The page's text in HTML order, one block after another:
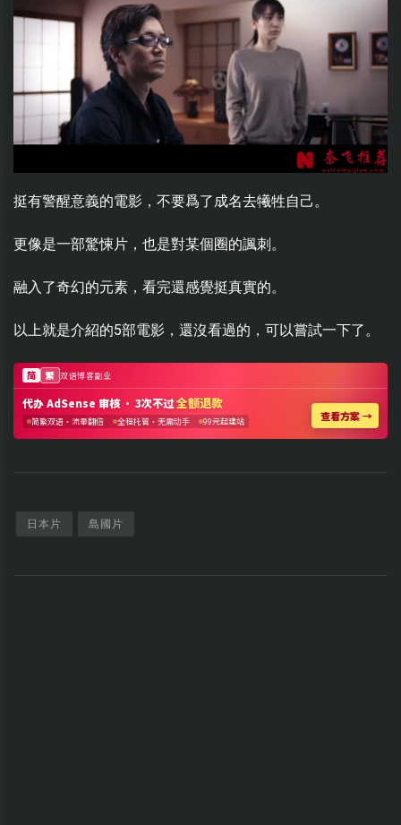
挺有警醒意義的電影，不要爲了成名去犧牲自己。
更像是一部驚悚片，也是對某個圈的諷刺。
融入了奇幻的元素，看完還感覺挺真實的。
以上就是介紹的5部電影，還沒看過的，可以嘗試一下了。
日本片 島國片